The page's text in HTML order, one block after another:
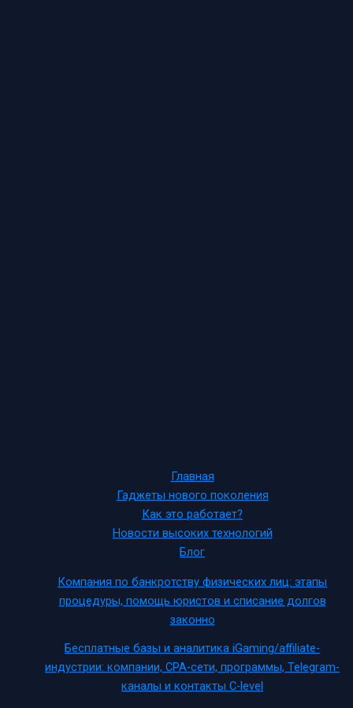
Главная
Гаджеты нового поколения
Как это работает?
Новости высоких технологий
Блог
Компания по банкротству физических лиц: этапы
процедуры, помощь юристов и списание долгов
законно
Бесплатные базы и аналитика iGaming/affiliate-
индустрии: компании, CPA-сети, программы, Telegram-
каналы и контакты C-level